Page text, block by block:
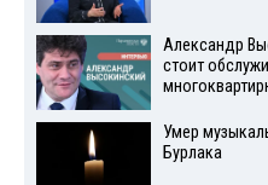
Александр
стоит
Умер
Бурлака